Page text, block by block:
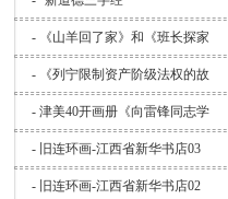
- 《山羊回了家》和《班长探家
- 《列宁限制资产阶级法权的故
- 津美40开画册《向雷锋同志学
- 旧连环画-江西省新华书店03
- 旧连环画-江西省新华书店02